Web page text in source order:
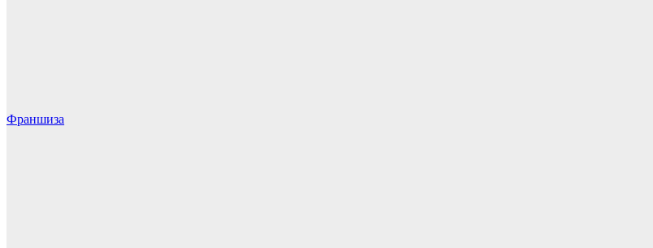
Франшиза